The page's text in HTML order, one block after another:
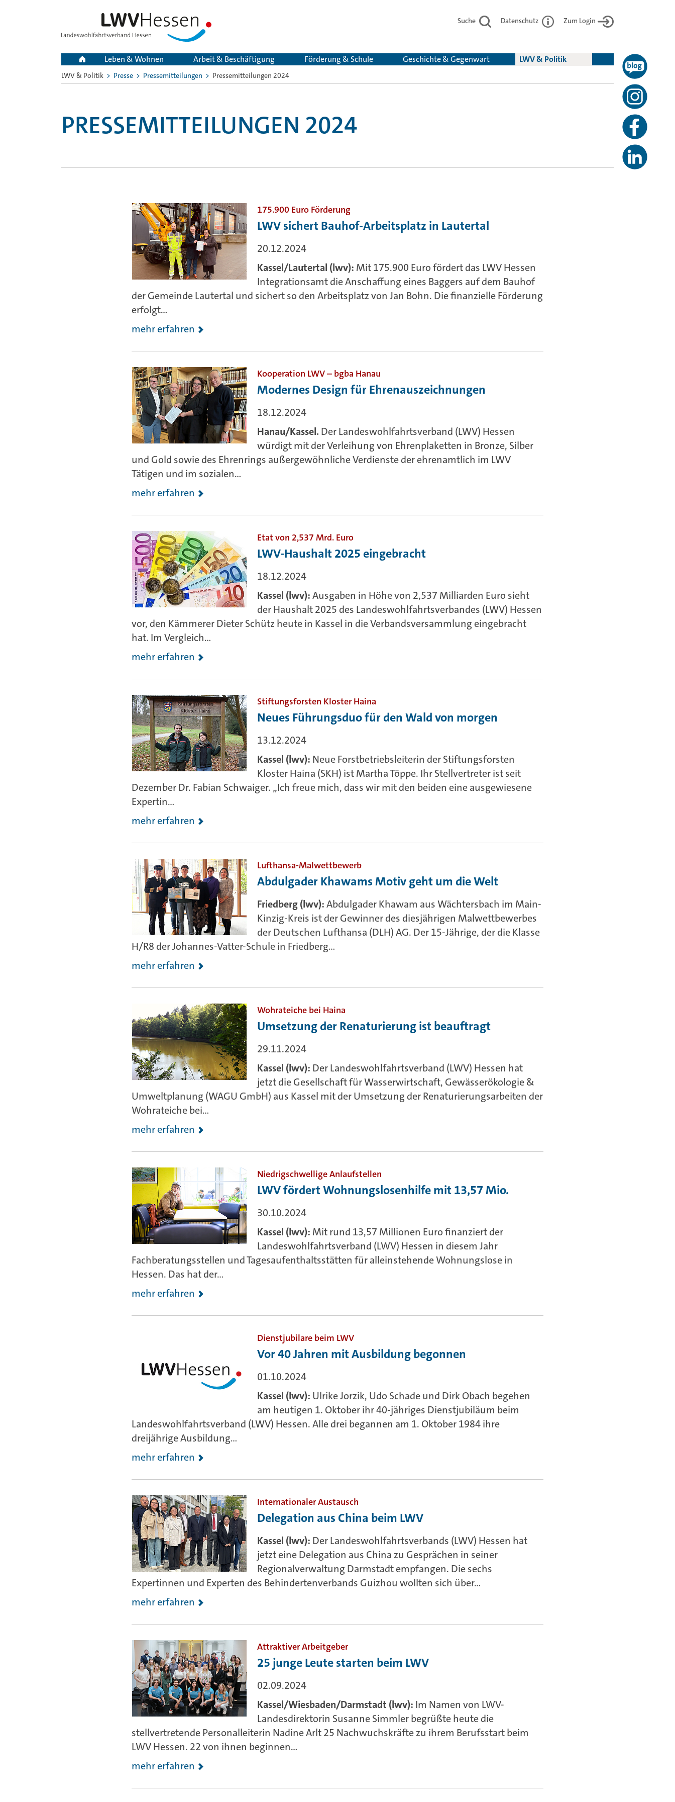
Suche Datenschutz Zum Login
Leben & Wohnen Arbeit & Beschäftigung Förderung & Schule Geschichte & Gegenwart LWV & Politik
Sie
sind
LWV & Politik Presse Pressemitteilungen Pressemitteilungen 2024
PRESSEMITTEILUNGEN 2024
175.900 Euro Förderung
LWV sichert Bauhof-Arbeitsplatz in Lautertal
20.12.2024
Kassel/Lautertal (lwv): Mit 175.900 Euro fördert das LWV Hessen
Integrationsamt die Anschaffung eines Baggers auf dem Bauhof
der Gemeinde Lautertal und sichert so den Arbeitsplatz von Jan Bohn. Die finanzielle Förderung
erfolgt...
mehr erfahren
Kooperation LWV – bgba Hanau
Modernes Design für Ehrenauszeichnungen
18.12.2024
Hanau/Kassel. Der Landeswohlfahrtsverband (LWV) Hessen
würdigt mit der Verleihung von Ehrenplaketten in Bronze, Silber
und Gold sowie des Ehrenrings außergewöhnliche Verdienste der ehrenamtlich im LWV
Tätigen und im sozialen...
mehr erfahren
Etat von 2,537 Mrd. Euro
LWV-Haushalt 2025 eingebracht
18.12.2024
Kassel (lwv):Ausgaben in Höhe von 2,537 Milliarden Euro sieht
der Haushalt 2025 des Landeswohlfahrtsverbandes (LWV) Hessen
vor, den Kämmerer Dieter Schütz heute in Kassel in die Verbandsversammlung eingebracht
hat. Im Vergleich...
mehr erfahren
Stiftungsforsten Kloster Haina
Neues Führungsduo für den Wald von morgen
13.12.2024
Kassel (lwv): Neue Forstbetriebsleiterin der Stiftungsforsten
Kloster Haina (SKH) ist Martha Töppe. Ihr Stellvertreter ist seit
Dezember Dr. Fabian Schwaiger. „Ich freue mich, dass wir mit den beiden eine ausgewiesene
Expertin...
mehr erfahren
Lufthansa-Malwettbewerb
Abdulgader Khawams Motiv geht um die Welt
Friedberg (lwv):Abdulgader Khawam aus Wächtersbach im Main-
Kinzig-Kreis ist der Gewinner des diesjährigen Malwettbewerbes
der Deutschen Lufthansa (DLH) AG. Der 15-Jährige, der die Klasse
H/R8 der Johannes-Vatter-Schule in Friedberg...
mehr erfahren
Wohrateiche bei Haina
Umsetzung der Renaturierung ist beauftragt
29.11.2024
Kassel (lwv): Der Landeswohlfahrtsverband (LWV) Hessen hat
jetzt die Gesellschaft für Wasserwirtschaft, Gewässerökologie &
Umweltplanung (WAGU GmbH) aus Kassel mit der Umsetzung der Renaturierungsarbeiten der
Wohrateiche bei...
mehr erfahren
Niedrigschwellige Anlaufstellen
LWV fördert Wohnungslosenhilfe mit 13,57 Mio.
30.10.2024
Kassel (lwv): Mit rund 13,57 Millionen Euro finanziert der
Landeswohlfahrtsverband (LWV) Hessen in diesem Jahr
Fachberatungsstellen und Tagesaufenthaltsstätten für alleinstehende Wohnungslose in
Hessen. Das hat der...
mehr erfahren
Dienstjubilare beim LWV
​​​​​​​Vor 40 Jahren mit Ausbildung begonnen
01.10.2024
Kassel (lwv): Ulrike Jorzik, Udo Schade und Dirk Obach begehen
am heutigen 1. Oktober ihr 40-jähriges Dienstjubiläum beim
Landeswohlfahrtsverband (LWV) Hessen. Alle drei begannen am 1. Oktober 1984 ihre
dreijährige Ausbildung...
mehr erfahren
Internationaler Austausch
Delegation aus China beim LWV
Kassel (lwv): Der Landeswohlfahrtsverbands (LWV) Hessen hat
jetzt eine Delegation aus China zu Gesprächen in seiner
Regionalverwaltung Darmstadt empfangen. Die sechs
Expertinnen und Experten des Behindertenverbands Guizhou wollten sich über...
mehr erfahren
Attraktiver Arbeitgeber
25 junge Leute starten beim LWV
02.09.2024
Kassel/Wiesbaden/Darmstadt (lwv): Im Namen von LWV-
Landesdirektorin Susanne Simmler begrüßte heute die
stellvertretende Personalleiterin Nadine Arlt 25 Nachwuchskräfte zu ihrem Berufsstart beim
LWV Hessen. 22 von ihnen beginnen...
mehr erfahren